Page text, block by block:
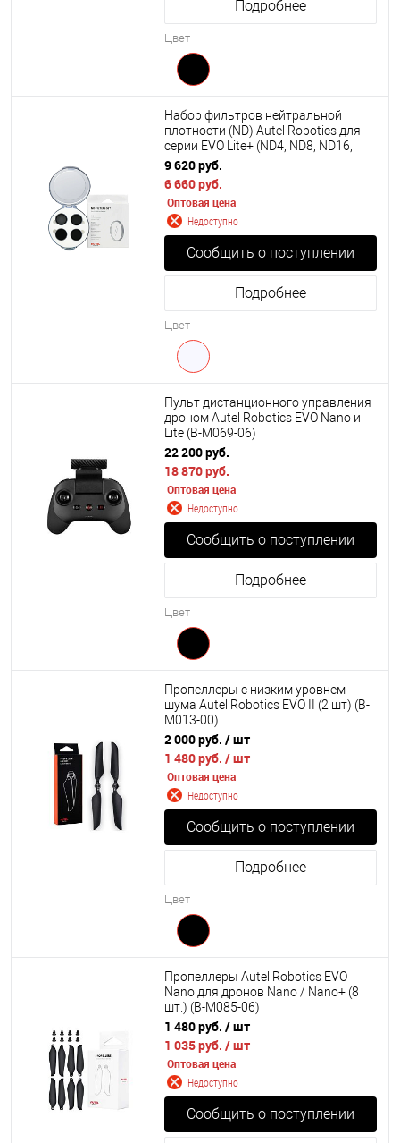
Подробнее
Цвет
Набор фильтров нейтральной
плотности (ND) Autel Robotics для
серии EVO Lite+ (ND4, ND8, ND16,
ND32)
9 620 руб.
6 660 руб.
Оптовая цена
Недоступно
Сообщить о поступлении
Подробнее
Цвет
Пульт дистанционного управления
дроном Autel Robotics EVO Nano и
Lite (B-M069-06)
22 200 руб.
18 870 руб.
Оптовая цена
Недоступно
Сообщить о поступлении
Подробнее
Цвет
Пропеллеры с низким уровнем
шума Autel Robotics EVO II (2 шт) (B-
M013-00)
2 000 руб. / шт
1 480 руб. / шт
Оптовая цена
Недоступно
Сообщить о поступлении
Подробнее
Цвет
Пропеллеры Autel Robotics EVO
Nano для дронов Nano / Nano+ (8
шт.) (B-M085-06)
1 480 руб. / шт
1 035 руб. / шт
Оптовая цена
Недоступно
Сообщить о поступлении